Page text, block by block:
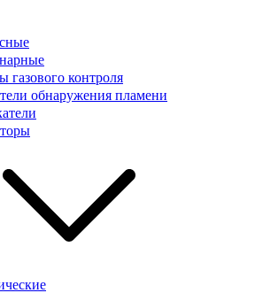
газового контроля
обнаружения пламени